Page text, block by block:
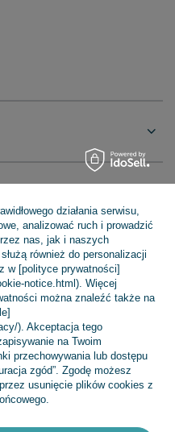
38,83-400Kościerzyna
działania serwisu,
analizować ruch i prowadzić
nas, jak i naszych
również do personalizacji
w [polityce prywatności]
notice.html). Więcej
można znaleźć także na
). Akceptacja tego
na Twoim
przechowywania lub dostępu
zgód”. Zgodę możesz
usunięcie plików cookies z